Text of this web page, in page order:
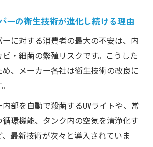
ーの衛生技術が進化し続ける理由
ーに対する消費者の最大の不安は、内
・細菌の繁殖リスクです。こうした
、メーカー各社は衛生技術の改良に
部を自動で殺菌するUVライトや、常
環機能、タンク内の空気を清浄化す
最新技術が次々と導入されていま